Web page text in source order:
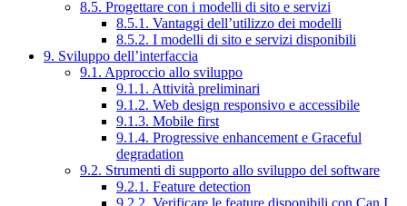
8.5. Progettare con i modelli di sito e servizi
8.5.1. Vantaggi dell’utilizzo dei modelli
8.5.2. I modelli di sito e servizi disponibili
9. Sviluppo dell’interfaccia
9.1. Approccio allo sviluppo
9.1.1. Attività preliminari
9.1.2. Web design responsivo e accessibile
9.1.3. Mobile first
9.1.4. Progressive enhancement e Graceful
degradation
9.2. Strumenti di supporto allo sviluppo del software
9.2.1. Feature detection
9.2.2. Verificare le feature disponibili con Can I